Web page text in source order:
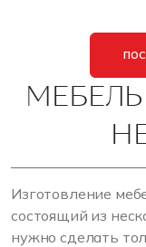
Изготовление
состоящий из
нужно сделать